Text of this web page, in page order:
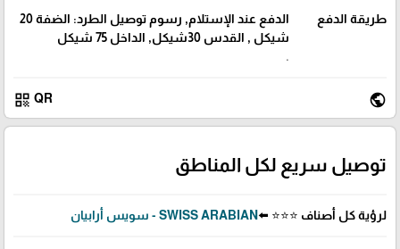
طريقة الدفع
الدفع عند الإستلام, رسوم توصيل الطرد: الضفة 20
شيكل , القدس 30شيكل, الداخل 75 شيكل
.
public
QR
qr_code
توصيل سريع لكل المناطق
لرؤية كل أصناف ⭐⭐⭐ ⬅️SWISS ARABIAN - سويس أرابيان